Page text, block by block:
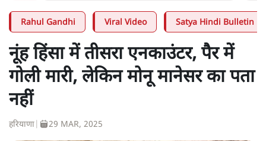
Rahul Gandhi Viral Video Satya Hindi Bulletin
नूंह हिंसा में तीसरा एनकाउंटर, पैर में
गोली मारी, लेकिन मोनू मानेसर का पता
नहीं
हरियाणा 29 MAR, 2025